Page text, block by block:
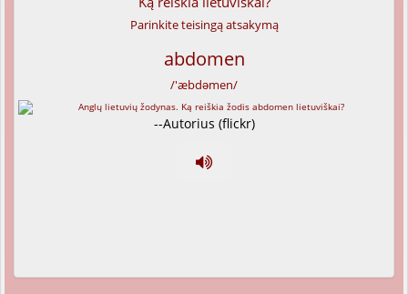
Parinkite teisingą atsakymą
abdomen
/'æbdəmen/
--Autorius (flickr)